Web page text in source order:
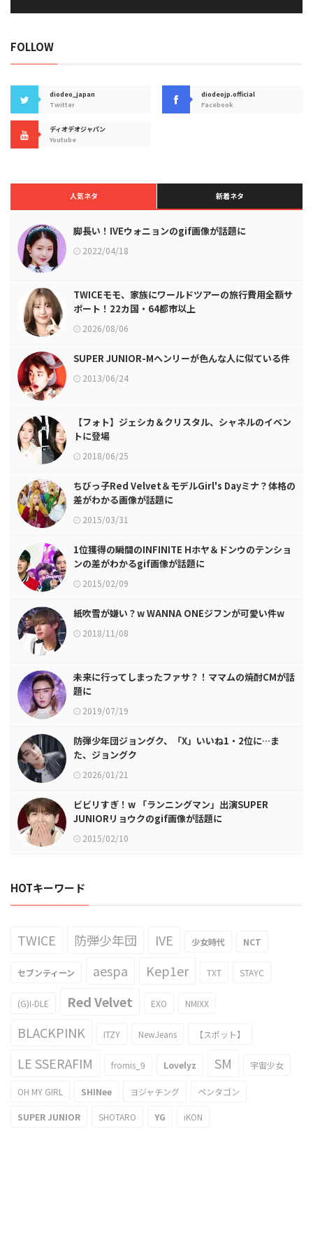
FOLLOW
diodeo_japan
Twitter
diodeojp.official
Facebook
ディオデオジャパン
Youtube
人気ネタ 新着ネタ
脚長い！IVEウォニョンのgif画像が話題に
2022/04/18
TWICEモモ、家族にワールドツアーの旅行費用全額サ
ポート！22カ国・64都市以上
2026/08/06
SUPER JUNIOR-Mヘンリーが色んな人に似ている件
2013/06/24
【フォト】ジェシカ＆クリスタル、シャネルのイベン
トに登場
2018/06/25
ちびっ子Red Velvet＆モデルGirl's Dayミナ？体格の
差がわかる画像が話題に
2015/03/31
1位獲得の瞬間のINFINITE Hホヤ＆ドンウのテンショ
ンの差がわかるgif画像が話題に
2015/02/09
紙吹雪が嫌い？w WANNA ONEジフンが可愛い件w
2018/11/08
未来に行ってしまったファサ？！ママムの焼酎CMが話
題に
2019/07/19
防弾少年団ジョングク、「X」いいね1・2位に…ま
た、ジョングク
2026/01/21
ビビリすぎ！w 「ランニングマン」出演SUPER
JUNIORリョウクのgif画像が話題に
2015/02/10
HOTキーワード
TWICE 防弾少年団 IVE 少女時代 NCT
セブンティーン aespa Kep1er TXT STAYC
(G)I-DLE Red Velvet EXO NMIXX
BLACKPINK ITZY NewJeans 【スポット】
LE SSERAFIM fromis_9 Lovelyz SM 宇宙少女
OH MY GIRL SHINee ヨジャチング ペンタゴン
SUPER JUNIOR SHOTARO YG iKON